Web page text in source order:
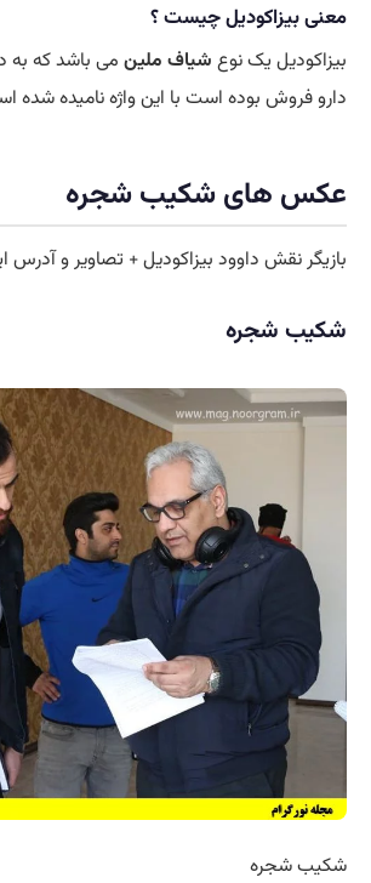
معنی بیزاکودیل چیست ؟
بیزاکودیل یک نوع شیاف ملین می باشد که به
دارو فروش بوده است با این واژه نامیده شده
عکس های شکیب شجره
بازیگر نقش داوود بیزاکودیل + تصاویر و آدرس
شکیب شجره
شکیب شجره